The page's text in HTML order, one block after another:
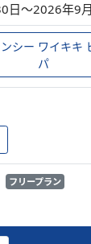
日～2026年9
シー ワイキキ
パ
フリープラン